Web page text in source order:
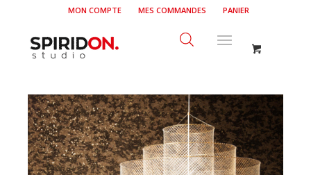
MON COMPTE MES COMMANDES PANIER